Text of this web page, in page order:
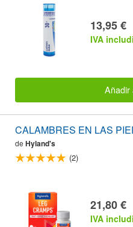
13,95 €
IVA
Añadir
CALAMBRES EN LAS
de Hyland's
(2)
21,80 €
IVA